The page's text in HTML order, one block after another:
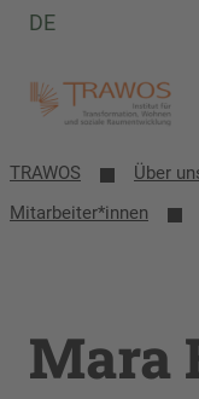
DE
TRAWOS Über
Mitarbeiter*innen
Mara